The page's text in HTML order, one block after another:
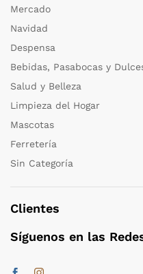
Mercado
Navidad
Despensa
Bebidas, Pasabocas y
Salud y Belleza
Limpieza del Hogar
Mascotas
Ferretería
Sin Categoría
Clientes
Síguenos en las